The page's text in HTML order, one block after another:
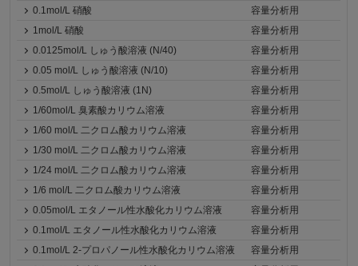
0.1mol/L 硝酸
容量分析用
1mol/L 硝酸
容量分析用
0.0125mol/L しゅう酸溶液 (N/40)
容量分析用
0.05 mol/L しゅう酸溶液 (N/10)
容量分析用
0.5mol/L しゅう酸溶液 (1N)
容量分析用
1/60mol/L 臭素酸カリウム溶液
容量分析用
1/60 mol/L 二クロム酸カリウム溶液
容量分析用
1/30 mol/L 二クロム酸カリウム溶液
容量分析用
1/24 mol/L 二クロム酸カリウム溶液
容量分析用
1/6 mol/L 二クロム酸カリウム溶液
容量分析用
0.05mol/L エタノール性水酸化カリウム溶液
容量分析用
0.1mol/L エタノール性水酸化カリウム溶液
容量分析用
0.1mol/L 2-プロパノール性水酸化カリウム溶液
容量分析用